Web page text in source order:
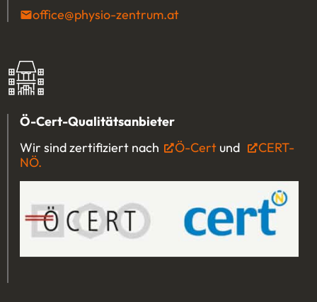
office@physio-zentrum.at
Ö-Cert-Qualitätsanbieter
Wir sind zertifiziert nach
Ö-Cert (Öffnet in einem
und
CERT-
NÖ.